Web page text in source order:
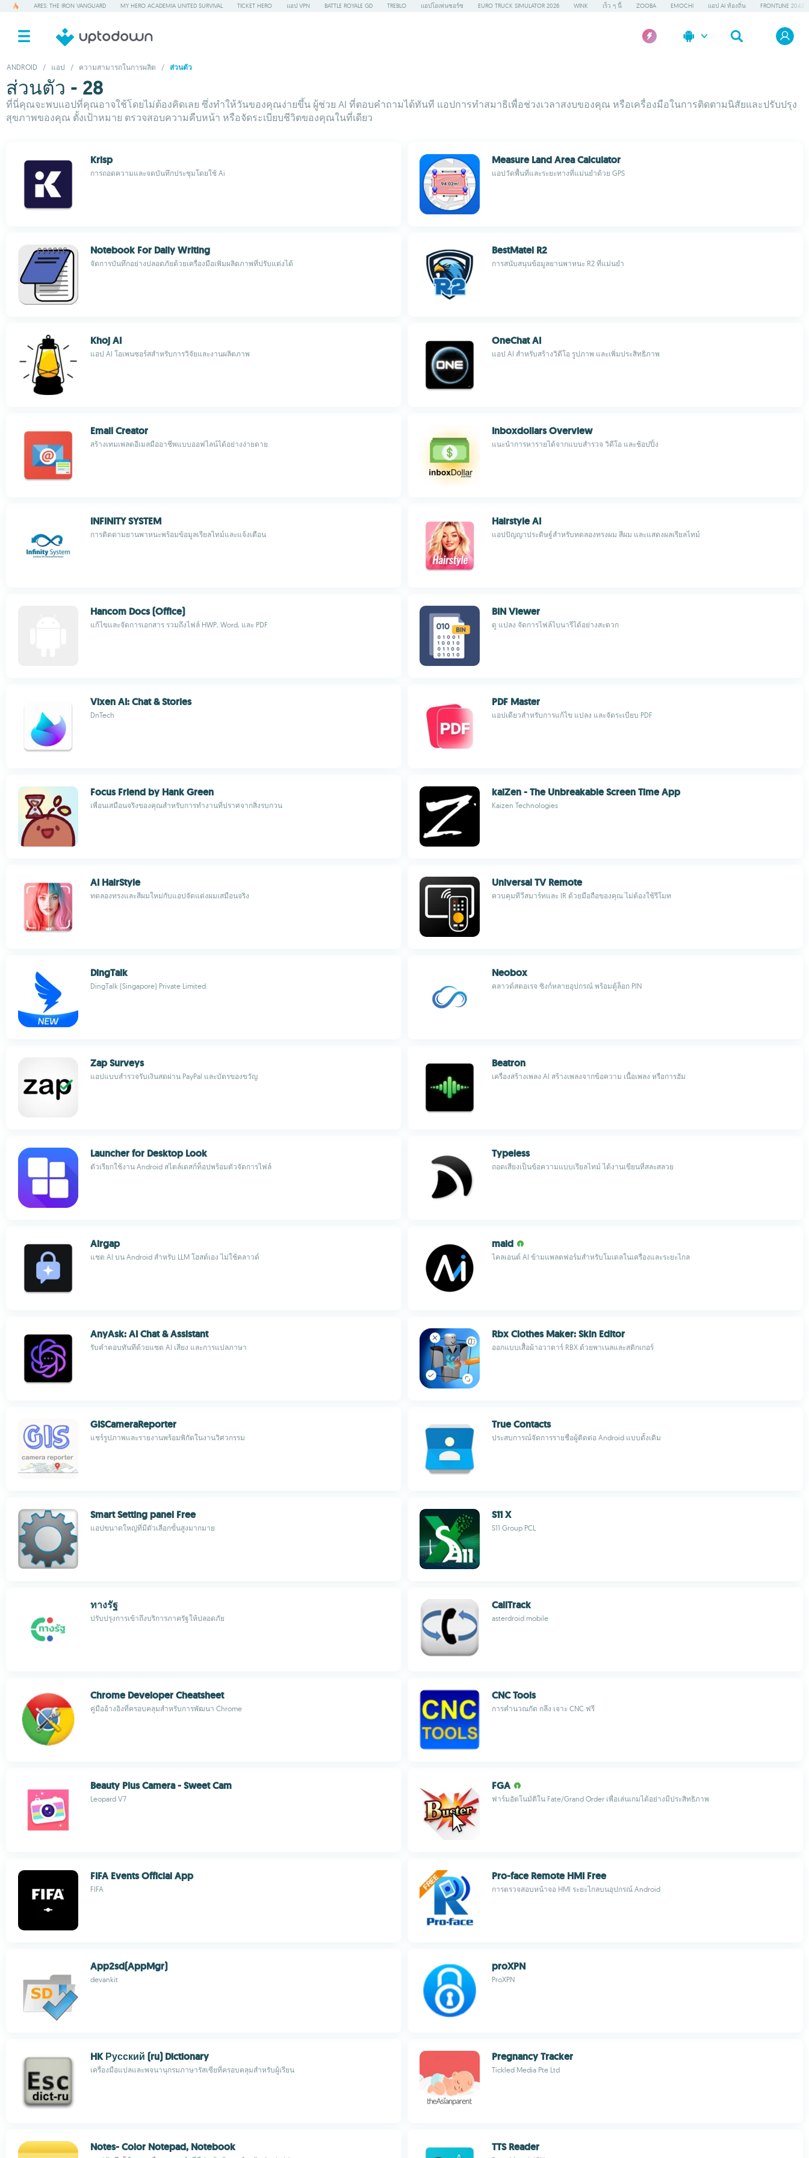
ARES: THE IRON VANGUARD MY HERO ACADEMIA UNITED SURVIVAL TICKET HERO แอป VPN BATTLE ROYALE GD TREBLO แอปโอเพ่นซอร์ซ EURO TRUCK SIMULATOR 2026 WINK เร็ว ๆ นี้ ZOOBA EMOCHI แอป AI ท้องถิ่น FRONTLINE 2042
ANDROID / แอป / ความสามารถในการผลิต / ส่วนตัว
ส่วนตัว - 28
ที่นี่คุณจะพบแอปที่คุณอาจใช้โดยไม่ต้องคิดเลย ซึ่งทำให้วันของคุณง่ายขึ้น ผู้ช่วย AI ที่ตอบคำถามได้ทันที แอปการทำสมาธิเพื่อช่วงเวลาสงบของคุณ หรือเครื่องมือในการติดตามนิสัยและปรับปรุง
สุขภาพของคุณ ตั้งเป้าหมาย ตรวจสอบความคืบหน้า หรือจัดระเบียบชีวิตของคุณในที่เดียว
Krisp
การถอดความและจดบันทึกประชุมโดยใช้ Ai
Measure Land Area Calculator
แอปวัดพื้นที่และระยะทางที่แม่นยำด้วย GPS
Notebook For Daily Writing
จัดการบันทึกอย่างปลอดภัยด้วยเครื่องมือเพิ่มผลิตภาพที่ปรับแต่งได้
BestMatel R2
การสนับสนุนข้อมูลยานพาหนะ R2 ที่แม่นยำ
Khoj AI
แอป AI โอเพนซอร์สสำหรับการวิจัยและงานผลิตภาพ
OneChat AI
แอป AI สำหรับสร้างวิดีโอ รูปภาพ และเพิ่มประสิทธิภาพ
Email Creator
สร้างเทมเพลตอีเมลมืออาชีพแบบออฟไลน์ได้อย่างง่ายดาย
Inboxdollars Overview
แนะนำการหารายได้จากแบบสำรวจ วิดีโอ และช้อปปิ้ง
INFINITY SYSTEM
การติดตามยานพาหนะพร้อมข้อมูลเรียลไทม์และแจ้งเตือน
Hairstyle AI
แอปปัญญาประดิษฐ์สำหรับทดลองทรงผม สีผม และแสดงผลเรียลไทม์
Hancom Docs (Office)
แก้ไขและจัดการเอกสาร รวมถึงไฟล์ HWP, Word, และ PDF
BIN Viewer
ดู แปลง จัดการไฟล์ไบนารีได้อย่างสะดวก
Vixen AI: Chat & Stories
DnTech
PDF Master
แอปเดียวสำหรับการแก้ไข แปลง และจัดระเบียบ PDF
Focus Friend by Hank Green
เพื่อนเสมือนจริงของคุณสำหรับการทำงานที่ปราศจากสิ่งรบกวน
kaiZen - The Unbreakable Screen Time App
Kaizen Technologies
AI HairStyle
ทดลองทรงและสีผมใหม่กับแอปจัดแต่งผมเสมือนจริง
Universal TV Remote
ควบคุมทีวีสมาร์ทและ IR ด้วยมือถือของคุณ ไม่ต้องใช้รีโมท
DingTalk
DingTalk (Singapore) Private Limited.
Neobox
คลาวด์สตอเรจ ซิงก์หลายอุปกรณ์ พร้อมตู้ล็อก PIN
Zap Surveys
แอปแบบสำรวจรับเงินสดผ่าน PayPal และบัตรของขวัญ
Beatron
เครื่องสร้างเพลง AI สร้างเพลงจากข้อความ เนื้อเพลง หรือการฮัม
Launcher for Desktop Look
ตัวเรียกใช้งาน Android สไตล์เดสก์ท็อปพร้อมตัวจัดการไฟล์
Typeless
ถอดเสียงเป็นข้อความแบบเรียลไทม์ ได้งานเขียนที่สละสลวย
Airgap
แชต AI บน Android สำหรับ LLM โฮสต์เอง ไม่ใช้คลาวด์
maid
ไคลเอนต์ AI ข้ามแพลตฟอร์มสำหรับโมเดลในเครื่องและระยะไกล
AnyAsk: AI Chat & Assistant
รับคำตอบทันทีด้วยแชต AI เสียง และการแปลภาษา
Rbx Clothes Maker: Skin Editor
ออกแบบเสื้อผ้าอวาตาร์ RBX ด้วยพาเนลและสติกเกอร์
GISCameraReporter
แชร์รูปภาพและรายงานพร้อมพิกัดในงานวิศวกรรม
True Contacts
ประสบการณ์จัดการรายชื่อผู้ติดต่อ Android แบบดั้งเดิม
Smart Setting panel Free
แอปขนาดใหญ่ที่มีตัวเลือกขั้นสูงมากมาย
S11 X
S11 Group PCL
ทางรัฐ
ปรับปรุงการเข้าถึงบริการภาครัฐให้ปลอดภัย
CallTrack
asterdroid mobile
Chrome Developer Cheatsheet
คู่มืออ้างอิงที่ครอบคลุมสำหรับการพัฒนา Chrome
CNC Tools
การคำนวณกัด กลึง เจาะ CNC ฟรี
Beauty Plus Camera - Sweet Cam
Leopard V7
FGA
ฟาร์มอัตโนมัติใน Fate/Grand Order เพื่อเล่นเกมได้อย่างมีประสิทธิภาพ
FIFA Events Official App
FIFA
Pro-face Remote HMI Free
การตรวจสอบหน้าจอ HMI ระยะไกลบนอุปกรณ์ Android
App2sd(AppMgr)
devankit
proXPN
ProXPN
HK Русский (ru) Dictionary
เครื่องมือแปลและพจนานุกรมภาษารัสเซียที่ครอบคลุมสำหรับผู้เรียน
Pregnancy Tracker
Tickled Media Pte Ltd
Notes- Color Notepad, Notebook TTS Reader